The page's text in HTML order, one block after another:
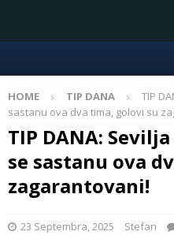
HOME TIP DANA
TIP
sastanu ova dva tima, golovi su
TIP DANA:
se sastanu ova
zagarantovani!
23 Septembra, 2025 Stefan